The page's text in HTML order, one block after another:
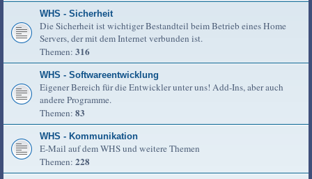
WHS - Sicherheit
Die Sicherheit ist wichtiger Bestandteil beim Betrieb eines Home
Servers, der mit dem Internet verbunden ist.
Themen: 316
WHS - Softwareentwicklung
Eigener Bereich für die Entwickler unter uns! Add-Ins, aber auch
andere Programme.
Themen: 83
WHS - Kommunikation
E-Mail auf dem WHS und weitere Themen
Themen: 228